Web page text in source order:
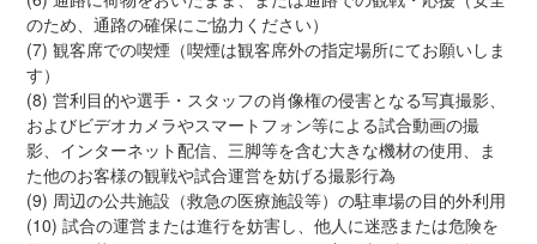
のため、通路の確保にご協力ください）
(7) 観客席での喫煙（喫煙は観客席外の指定場所にてお願いしま
す）
(8) 営利目的や選手・スタッフの肖像権の侵害となる写真撮影、
およびビデオカメラやスマートフォン等による試合動画の撮
影、インターネット配信、三脚等を含む大きな機材の使用、ま
た他のお客様の観戦や試合運営を妨げる撮影行為
(9) 周辺の公共施設（救急の医療施設等）の駐車場の目的外利用
(10) 試合の運営または進行を妨害し、他人に迷惑または危険を